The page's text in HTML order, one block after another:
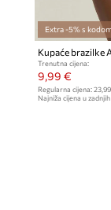
Extra -5% s
Kupaće brazilke
Trenutna cijena:
9,99 €
Regularna cijena:
Najniža cijena u